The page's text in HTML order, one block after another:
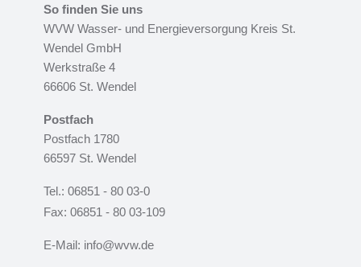
So finden Sie uns
WVW Wasser- und Energieversorgung Kreis St.
Wendel GmbH
Werkstraße 4
66606 St. Wendel
Postfach
Postfach 1780
66597 St. Wendel
Tel.: 06851 - 80 03-0
Fax: 06851 - 80 03-109
E-Mail: info@wvw.de